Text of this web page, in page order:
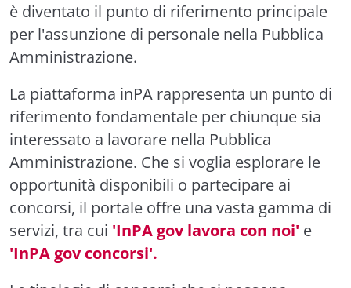
è diventato il punto di riferimento principale
per l'assunzione di personale nella Pubblica
Amministrazione.
La piattaforma inPA rappresenta un punto di
riferimento fondamentale per chiunque sia
interessato a lavorare nella Pubblica
Amministrazione. Che si voglia esplorare le
opportunità disponibili o partecipare ai
concorsi, il portale offre una vasta gamma di
servizi, tra cui 'InPA gov lavora con noi' e
'InPA gov concorsi'.